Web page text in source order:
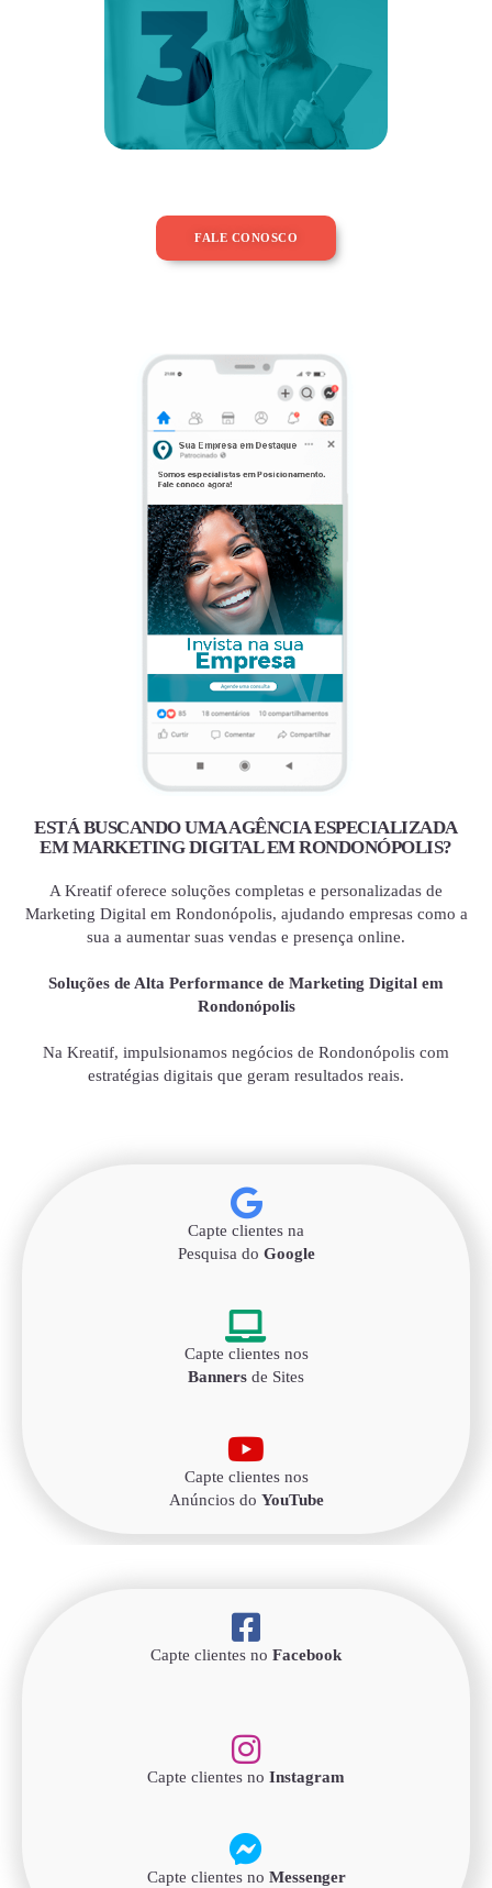
FALE CONOSCO
ESTÁ BUSCANDO UMA AGÊNCIA ESPECIALIZADA
EM MARKETING DIGITAL EM RONDONÓPOLIS?
A Kreatif oferece soluções completas e personalizadas de
Marketing Digital em Rondonópolis, ajudando empresas como a
sua a aumentar suas vendas e presença online.
Soluções de Alta Performance de Marketing Digital em
Rondonópolis
Na Kreatif, impulsionamos negócios de Rondonópolis com
estratégias digitais que geram resultados reais.
Capte clientes na
Pesquisa do Google
Capte clientes nos
Banners de Sites
Capte clientes nos
Anúncios do YouTube
Capte clientes no Facebook
Capte clientes no Instagram
Capte clientes no Messenger